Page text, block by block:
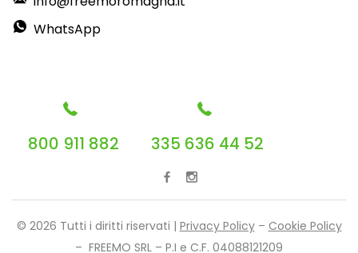
WhatsApp
800 911 882 335 636 44 52
© 2026 Tutti i diritti riservati | Privacy Policy– Cookie Policy
– FREEMO SRL – P.I e C.F. 04088121209